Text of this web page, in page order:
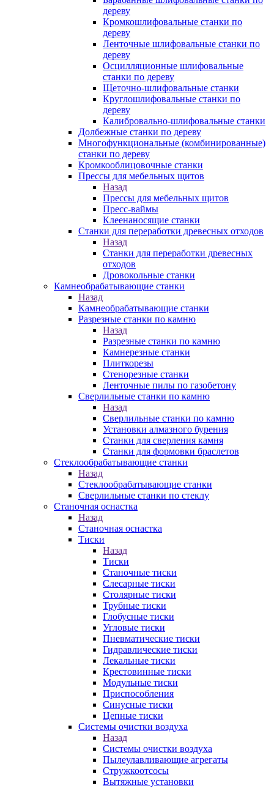
дереву
Кромкошлифовальные станки по
дереву
Ленточные шлифовальные станки по
дереву
Осцилляционные шлифовальные
станки по дереву
Щеточно-шлифовальные станки
Круглошлифовальные станки по
дереву
Калибровально-шлифовальные станки
Долбежные станки по дереву
Многофункциональные (комбинированные)
станки по дереву
Кромкооблицовочные станки
Прессы для мебельных щитов
Назад
Прессы для мебельных щитов
Пресс-ваймы
Клеенаносящие станки
Станки для переработки древесных отходов
Назад
Станки для переработки древесных
отходов
Дровокольные станки
Камнеобрабатывающие станки
Назад
Камнеобрабатывающие станки
Разрезные станки по камню
Назад
Разрезные станки по камню
Камнерезные станки
Плиткорезы
Стенорезные станки
Ленточные пилы по газобетону
Сверлильные станки по камню
Назад
Сверлильные станки по камню
Установки алмазного бурения
Станки для сверления камня
Станки для формовки браслетов
Стеклообрабатывающие станки
Назад
Стеклообрабатывающие станки
Сверлильные станки по стеклу
Станочная оснастка
Назад
Станочная оснастка
Тиски
Назад
Тиски
Станочные тиски
Слесарные тиски
Столярные тиски
Трубные тиски
Глобусные тиски
Угловые тиски
Пневматические тиски
Гидравлические тиски
Лекальные тиски
Крестовинные тиски
Модульные тиски
Приспособления
Синусные тиски
Цепные тиски
Системы очистки воздуха
Назад
Системы очистки воздуха
Пылеулавливающие агрегаты
Стружкоотсосы
Вытяжные установки